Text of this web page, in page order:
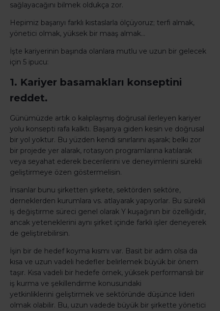
sağlayacağını bilmek oldukça zor.
Hepimiz başarıyı farklı kıstaslarla ölçüyoruz; terfi almak,
yönetici olmak, yüksek bir maaş almak...
İşte kariyerinin başında olanlara mutlu ve uzun bir gelecek
için 5 ipucu:
1. Kariyer basamakları konseptini
reddet.
Günümüzde artık o kalıplaşmış doğrusal ilerleyen kariyer
yolu konsepti rafa kalktı. Başarıya giden kesin ve doğrusal
bir yol yoktur. Bu yüzden kendi sınırlarını aşarak; belki zor
bir projede yer alarak, rotasyon programlarına katılarak
veya seyahat ederek becerilerini ve deneyimlerini sürekli
geliştirmeye özen göstermelisin.
İnsanlar bunu şirketten şirkete, sektörden sektöre,
derneklerden kurumlara vs. atlayarak yapıyorlar. Bu sürekli
iş değiştirme süreci genel olarak Y kuşağının bir özelliğidir,
ancak yeteneklerini aynı şirket içinde farklı işler deneyerek
de geliştirebilirsin.
İşin bir de hedef koyma kısmı var. Basit bir adım olsa da
kısa ve uzun vadeli hedefler belirlemek büyük bir önem
taşır. Kısa vadeli bir hedefe örnek, yüksek performanslı bir
iş kurma ve şekillendirme konusundaki
yetkinliklerini geliştirmek ve sektöründe düşünce lideri
olmak olabilir. Bu, uzun vadede büyük bir şirkette yönetici